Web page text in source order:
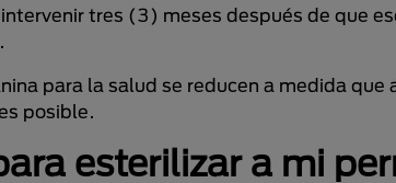
tres (3) meses después de que
.
para la salud se reducen a medida
posible.
esterilizar a mi